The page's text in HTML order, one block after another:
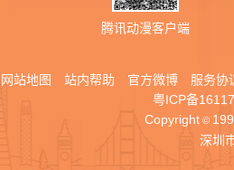
腾讯动漫客户端
网站地图 站内帮助 官方微博 服务协
粤ICP备
Copyright ©
深圳